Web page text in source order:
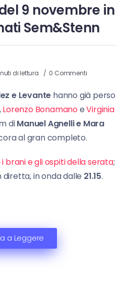
9 novembre in
Sem&Stenn
di lettura 0 Commenti
e Levante hanno già perso
Lorenzo BonamanoeVirginia
diManuel Agnelli e Mara
al gran completo.
brani e gli ospiti della serata;
in onda dalle 21.15.
a Leggere